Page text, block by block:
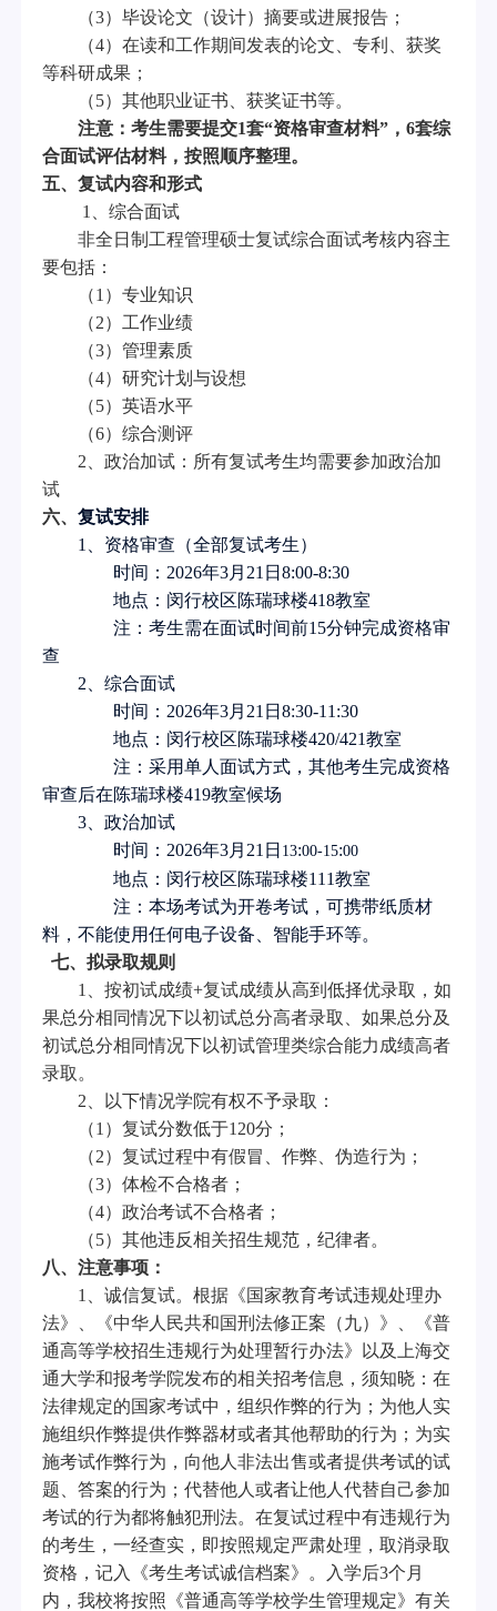
（3）毕设论文（设计）摘要或进展报告；
（4）在读和工作期间发表的论文、专利、获奖
等科研成果；
（5）其他职业证书、获奖证书等。
注意：考生需要提交1套“资格审查材料”， 6套综
合面试评估材料，按照顺序整理。
五、复试内容和形式
1
、综合面试
非全日制工程管理硕士复试综合面试考核内容主
要包括：
（1 ）专业知识
（2）工作业绩
（3）管理素质
（4）研究计划与设想
（5）英语水平
（6）综合测评
2 、政治加试：所有复试考生均需要参加政治加
试
六、 复试安排
1
、资格审查（全部复试考生）
时间： 2026年3月 21 日 8:00-8:30
地点：闵行校区陈瑞球楼418教室
注：考生需在面试时间前15分钟完成资格审
查
2 、综合面试
时间： 2026年3月 21 日 8:30-11 :30
地点：闵行校区陈瑞球楼420/421教室
注：采用单人面试方式，其他考生完成资格
审查后在陈瑞球楼419教室候场
3、政治加试
时间： 2026年3月 21 日 13:00-15:00
地点：闵行校区陈瑞球楼111教室
注：本场考试为开卷考试，可携带纸质材
料，不能使用任何电子设备、智能手环等。
七、拟录取规则
1
、按初试成绩+复试成绩从高到低择优录取，如
果总分相同情况下以初试总分高者录取、如果总分及
初试总分相同情况下以初试管理类综合能力成绩高者
录取。
2 、以下情况学院有权不予录取：
（1 ）复试分数低于120分；
（2）复试过程中有假冒、作弊、伪造行为；
（3）体检不合格者；
（4）政治考试不合格者；
（5）其他违反相关招生规范，纪律者。
八、注意事项：
1
、诚信复试。根据《国家教育考试违规处理办
法》、《中华人民共和国刑法修正案（九）》、《普
通高等学校招生违规行为处理暂行办法》以及上海交
通大学和报考学院发布的相关招考信息，须知晓：在
法律规定的国家考试中，组织作弊的行为；为他人实
施组织作弊提供作弊器材或者其他帮助的行为；为实
施考试作弊行为，向他人非法出售或者提供考试的试
题、答案的行为；代替他人或者让他人代替自己参加
考试的行为都将触犯刑法。在复试过程中有违规行为
的考生，一经查实，即按照规定严肃处理，取消录取
资格，记入《考生考试诚信档案》。入学后3个月
内，我校将按照《普通高等学校学生管理规定》有关